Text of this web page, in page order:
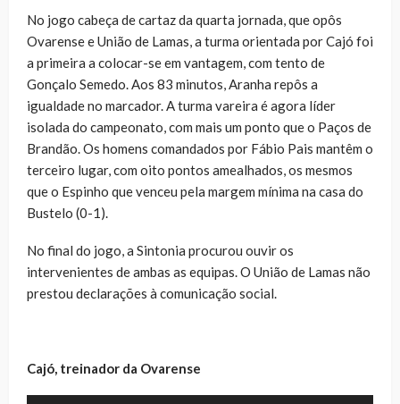
No jogo cabeça de cartaz da quarta jornada, que opôs
Ovarense e União de Lamas, a turma orientada por Cajó foi
a primeira a colocar-se em vantagem, com tento de
Gonçalo Semedo. Aos 83 minutos, Aranha repôs a
igualdade no marcador. A turma vareira é agora líder
isolada do campeonato, com mais um ponto que o Paços de
Brandão. Os homens comandados por Fábio Pais mantêm o
terceiro lugar, com oito pontos amealhados, os mesmos
que o Espinho que venceu pela margem mínima na casa do
Bustelo (0-1).
No final do jogo, a Sintonia procurou ouvir os
intervenientes de ambas as equipas. O União de Lamas não
prestou declarações à comunicação social.
Cajó, treinador da Ovarense